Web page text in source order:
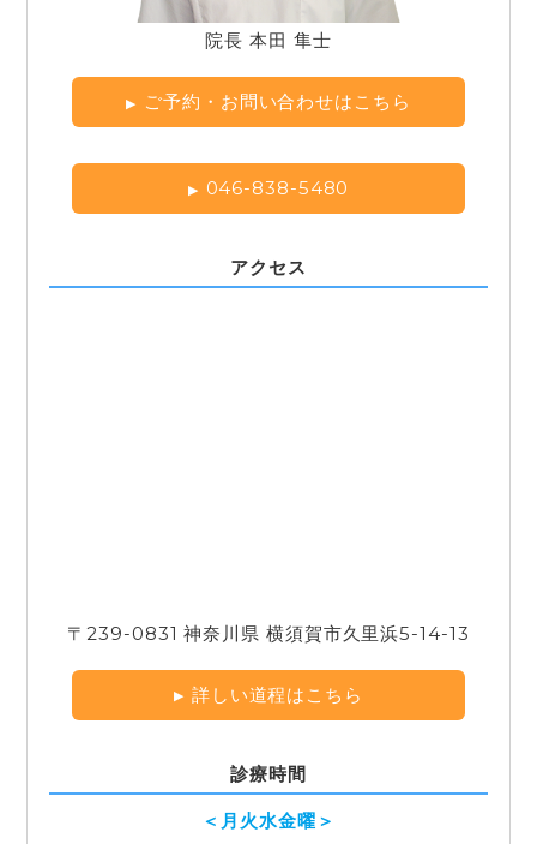
院長 本田 隼士
ご予約・お問い合わせはこちら
046-838-5480
アクセス
〒239-0831 神奈川県 横須賀市久里浜5-14-13
詳しい道程はこちら
診療時間
＜月火水金曜＞